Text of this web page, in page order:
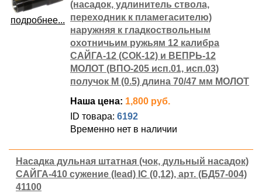
подробнее...
(насадок, удлинитель ствола,
переходник к пламегасителю)
наружняя к гладкоствольным
охотничьим ружьям 12 калибра
САЙГА-12 (СОК-12) и ВЕПРЬ-12
МОЛОТ (ВПО-205 исп.01, исп.03)
получок M (0.5) длина 70/47 мм МОЛОТ
Наша цена: 1,800 руб.
ID товара: 6192
Временно нет в наличии
Насадка дульная штатная (чок, дульный насадок)
САЙГА-410 сужение (lead) IC (0,12), арт. (БД57-004)
41100